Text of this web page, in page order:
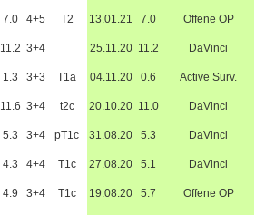
7.0 4+5 T2 13.01.21 7.0 Offene OP
11.2 3+4 25.11.20 11.2 DaVinci
1.3 3+3 T1a 04.11.20 0.6 Active Surv.
11.6 3+4 t2c 20.10.20 11.0 DaVinci
5.3 3+4 pT1c 31.08.20 5.3 DaVinci
4.3 4+4 T1c 27.08.20 5.1 DaVinci
4.9 3+4 T1c 19.08.20 5.7 Offene OP